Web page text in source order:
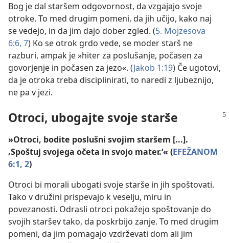
Bog je dal staršem odgovornost, da vzgajajo svoje
otroke. To med drugim pomeni, da jih učijo, kako naj
se vedejo, in da jim dajo dober zgled. (5. Mojzesova
6:6, 7) Ko se otrok grdo vede, se moder starš ne
razburi, ampak je »hiter za poslušanje, počasen za
govorjenje in počasen za jezo«. (Jakob 1:19) Če ugotovi,
da je otroka treba disciplinirati, to naredi z ljubeznijo,
ne pa v jezi.
Otroci, ubogajte svoje starše
»Otroci, bodite poslušni svojim staršem [...].
‚Spoštuj svojega očeta in svojo mater.‘« (EFEŽANOM
6:1, 2)
Otroci bi morali ubogati svoje starše in jih spoštovati.
Tako v družini prispevajo k veselju, miru in
povezanosti. Odrasli otroci pokažejo spoštovanje do
svojih staršev tako, da poskrbijo zanje. To med drugim
pomeni, da jim pomagajo vzdrževati dom ali jim